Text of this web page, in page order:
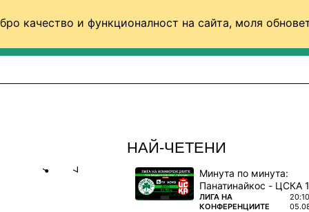
качество и функционалност на сайта, моля
НАЙ-ЧЕТЕНИ
Минута по минута:
ПОВЕЧЕ ОТ
ЛИГА НА
КОНФЕРЕНЦИИТЕ
20:10